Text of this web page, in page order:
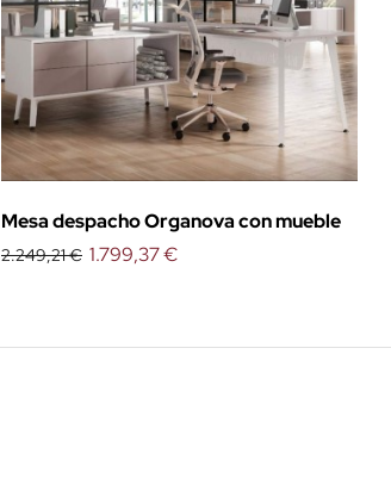
Mesa despacho Organova con mueble
2.249,21 € 1.799,37 €